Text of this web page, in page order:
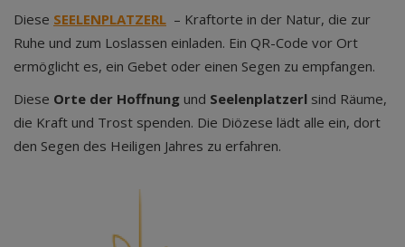
Diese SEELENPLATZERL – Kraftorte in der Natur, die zur
Ruhe und zum Loslassen einladen. Ein QR-Code vor Ort
ermöglicht es, ein Gebet oder einen Segen zu empfangen.
Diese Orte der Hoffnung und Seelenplatzerl sind Räume,
die Kraft und Trost spenden. Die Diözese lädt alle ein, dort
den Segen des Heiligen Jahres zu erfahren.